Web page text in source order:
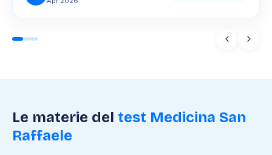
Le materie del test Medicina San
Raffaele